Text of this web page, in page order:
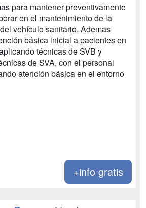
para mantener preventivamente
en el mantenimiento de la
vehículo sanitario. Ademas
básica inicial a pacientes en
técnicas de SVB y
de SVA, con el personal
atención básica en el entorno
+info gratis